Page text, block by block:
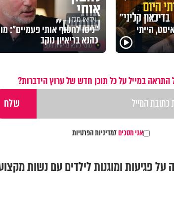
הייתי
וידיאו מגזין
"ניסו לחטוף אותי פעמיים":
כהנא בריאיון נוקב
התראה במייל על כל תוכן חדש של ערוץ הידברות?
אני מסכיםלמדיניות הפרטיות
פגיעות ומוגנות לילדים עם נשות